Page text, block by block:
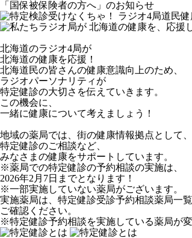
「国保被保険者の方へ」のお知らせ
北海道のラジオ4局が
北海道の健康を応援！
北海道民の皆さんの健康意識向上のため、
ラジオパーソナリティが
特定健診の大切さを伝えていきます。
この機会に、
一緒に健康について考えましょう！
地域の薬局では、街の健康情報拠点として、
特定健診のご相談など、
みなさまの健康をサポートしています。
※薬局での特定健診の予約相談の実施は、
2026年2月7日までとなります！
※一部実施していない薬局がございます。
実施薬局は、特定健診受診予約相談薬局一
ご確認ください。
※特定健診予約相談を実施している薬局が